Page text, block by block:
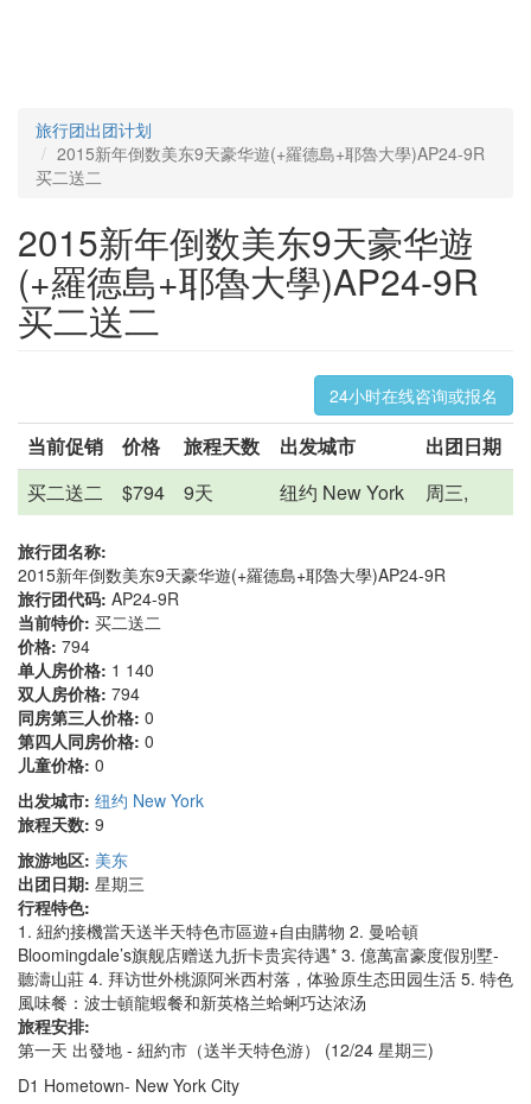
旅行团出团计划
2015新年倒数美东9天豪华遊(+羅德島+耶魯大學)AP24-9R
买二送二
2015新年倒数美东9天豪华遊
(+羅德島+耶魯大學)AP24-9R
买二送二
24小时在线咨询或报名
当前促销 价格 旅程天数 出发城市
出团日期
买二送二
$794 9天 纽约 New York 周三,
旅行团名称:
2015新年倒数美东9天豪华遊(+羅德島+耶魯大學)AP24-9R
旅行团代码: AP24-9R
当前特价: 买二送二
价格: 794
单人房价格: 1 140
双人房价格: 794
同房第三人价格: 0
第四人同房价格: 0
儿童价格: 0
出发城市: 纽约 New York
旅程天数: 9
旅游地区: 美东
出团日期: 星期三
行程特色:
1. 紐約接機當天送半天特色市區遊+自由購物 2. 曼哈頓
Bloomingdale’s旗舰店赠送九折卡贵宾待遇* 3. 億萬富豪度假別墅-
聽濤山莊 4. 拜访世外桃源阿米西村落，体验原生态田园生活 5. 特色
風味餐：波士頓龍蝦餐和新英格兰蛤蜊巧达浓汤
旅程安排:
第一天 出發地 - 紐約市（送半天特色游） (12/24 星期三)
D1 Hometown- New York City